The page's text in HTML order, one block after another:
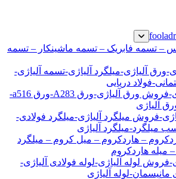
قیمت ورق-قیمت فولاد
– تسمه فابریک – تسمه ماشینکار – تسمه
ورق آلیاژی-میلگرد آلیاژی-تسمه آلیاژی-
فولاد دریایی
ورق آلیاژی-فروش ورق آلیاژی-ورق A283-ورق a516-
فروش میلگرد آلیاژی-میلگرد فولادی-
میلگرد-میلگرد آلیاژی
– هاردکروم – میل کروم – میلگرد
میله هاردکروم
فروش لوله آلیاژی-لوله فولادی آلیاژی-
مانیسمان-لوله آلیاژی